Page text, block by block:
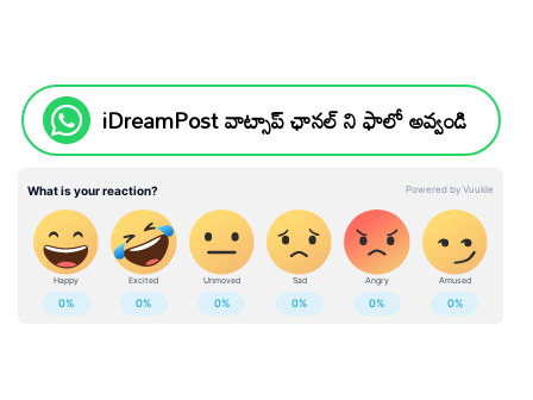
iDreamPost వాట్సాప్ ఛానల్ ని ఫాలో అవ్వండి